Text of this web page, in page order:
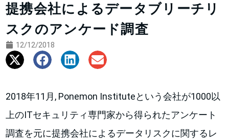
提携会社によるデータブリーチリ
スクのアンケード調査
12/12/2018
2018年11月, Ponemon Instituteという会社が1000以
上のITセキュリティ専門家から得られたアンケート
調査を元に提携会社によるデータリスクに関するレ